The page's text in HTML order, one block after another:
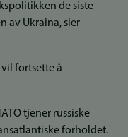
de siste
av Ukraina, sier
fortsette å
tjener russiske
forholdet.